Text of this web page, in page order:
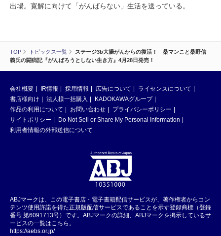
TOP トピックス一覧
ステージ3b大腸がんからの復活！ 桑マンこと桑野信
義氏の闘病記『がんばろうとしない生き方』4月28日発売！
出場。寛解に向けて「がんばらない」生活を送っている。
会社概要 IR情報 採用情報 広告について
ライセンスについて
書店様向け
法人様一括購入
KADOKAWAグループ
作品の利用について
お問い合わせ
プライバシーポリシー
サイトポリシー
Do Not Sell or Share My Personal Information
利用者情報の外部送信について
ABJマークは、この電子書店・電子書籍配信サービスが、著作権者からコン
テンツ使用許諾を得た正規版配信サービスであることを示す登録商標（登録
番号 第6091713号）です。ABJマークの詳細、ABJマークを掲示しているサ
ービスの一覧はこちら。
https://aebs.or.jp/